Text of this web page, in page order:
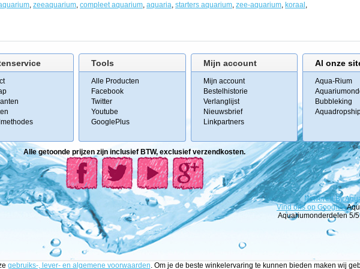
, zeeaquarium, compleet aquarium, aquaria, starters aquarium, zee-aquarium, koraal ,
Tools
Alle Producten
Facebook
Twitter
Youtube
GooglePlus
Mijn account
Mijn account
Bestelhistorie
Verlanglijst
Nieuwsbrief
Linkpartners
Al onze
Aqua-Rium
Bubbleking
Alle getoonde prijzen zijn inclusief BTW, exclusief verzendkosten.
PoweredBy
Vind ons op Google+
Aquariumonderdelen 5/
gebruiks-, lever- en algemene voorwaarden. Om je de beste winkelervaring te kunnen bieden maken wij